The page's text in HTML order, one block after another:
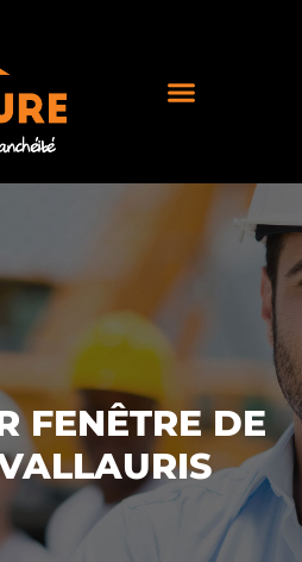
FENÊTRE DE